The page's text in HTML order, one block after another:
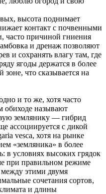
высота поднимает
контакт с почвенными
часто причиной гниения
и дренаж позволяют
и сохранять влагу там, где
ягоды держатся в более
что сказывается на
и то же, хотя часто
обиходе называют
землянику — гибрид
ассоциируется с дикой
vesca, хотя на рынке
«земляника» в более
условиях высоких грядок
при правильном режиме
этими двумя
сочетания сортов,
и длины